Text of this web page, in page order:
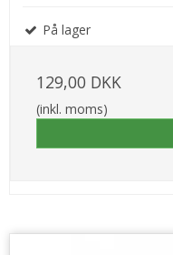
På lager
129,00 DKK
(inkl. moms)